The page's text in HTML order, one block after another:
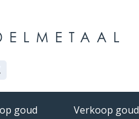
goud Verkoop goud